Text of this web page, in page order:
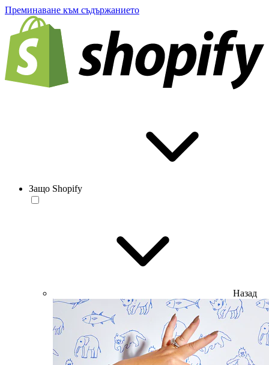
Преминаване към съдържанието
Защо Shopify
Назад